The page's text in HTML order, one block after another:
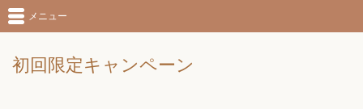
初回限定キャンペーン
メニュー